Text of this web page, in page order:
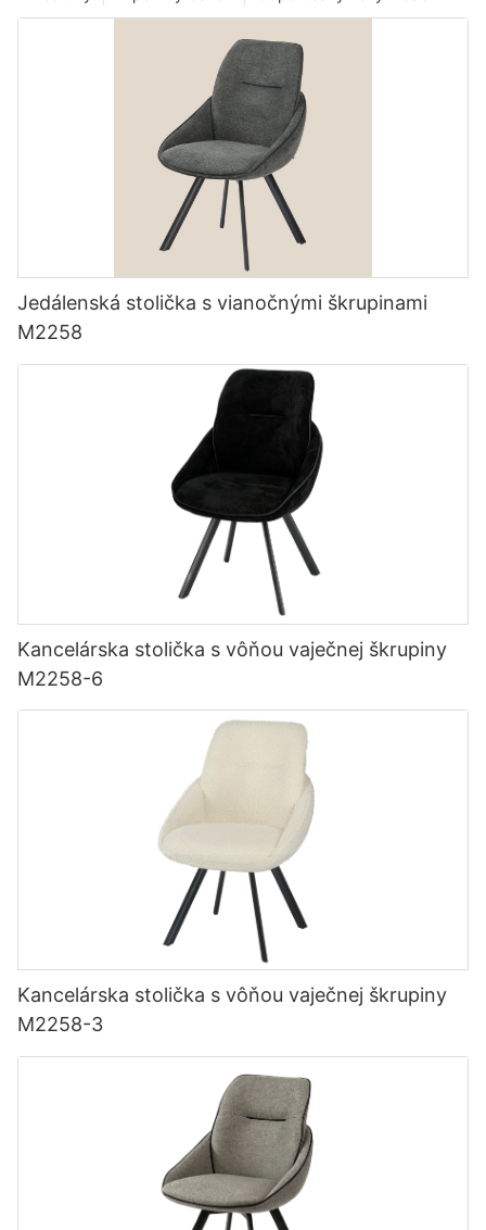
Jedálenská stolička s vianočnými škrupinami
M2258
Kancelárska stolička s vôňou vaječnej škrupiny
M2258-6
Kancelárska stolička s vôňou vaječnej škrupiny
M2258-3